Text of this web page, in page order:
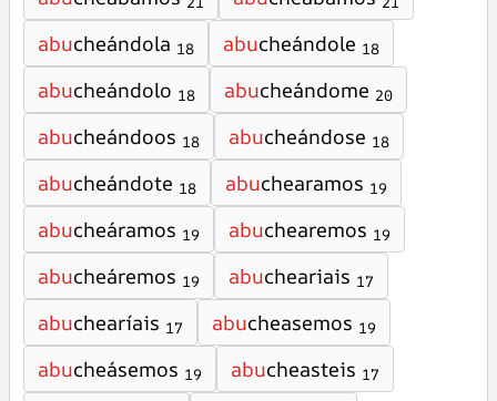
abucheándola 18 abucheándole 18
abucheándolo 18 abucheándome 20
abucheándoos 18 abucheándose 18
abucheándote 18 abuchearamos 19
abucheáramos 19 abuchearemos 19
abucheáremos 19 abucheariais 17
abuchearíais 17 abucheasemos 19
abucheásemos 19 abucheasteis 17